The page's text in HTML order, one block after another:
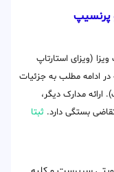
پرنسیپ
(ویزای استارتاپ
ادامه مطلب به جزئیات
ارائه مدارک دیگر،
بستگی دارد. ثبتا